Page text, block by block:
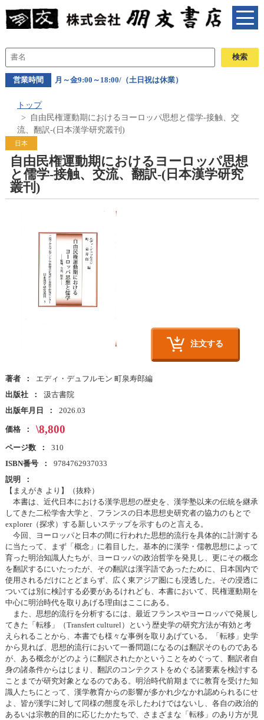
営業時間 月～金9:00～18:00/（土日祝は休業）
トップ
自由民権運動期におけるヨーロッパ思想と儒学-接触、交
流、翻訳-(日本漢学研究叢刊)
日本
自由民権運動期におけるヨーロッパ思想
と儒学-接触、交流、翻訳-(日本漢学研究
叢刊)
注文する
著者
エディ・デュフルモン 町泉寿郎編
出版社
汲古書院
出版年月日
2026.03
価格 \8,800
ページ数
310
ISBN番号
9784762937033
説明
【まえがき より】（抜粋）
本書は、近代日本における漢学思想の歴史を、漢学塾以来の伝統を継承
してきた二松学舎大学と、フランスの日本思想史研究者の協力のもとで
explorer（探求）する新しいステップを示すものと言える。
今回、ヨーロッパと日本の間に行われた思想的流行を具体的に計測する
に当たって、まず「概念」に着目した。基本的に漢学・儒教思想によって
育った明治知識人たちが、ヨーロッパの政治哲学を発見し、更にその概念
を翻訳するにいたったが、その翻訳は漢字語であったために、日本国内で
使用されるだけにとどまらず、広く東アジア圏にも浸透した。その浸透に
ついては別に検討する必要があるけれども、本書において、民権運動期を
中心に明治時代を取りあげる理由はここにある。
また、思想的流行を分析するには、最近フランスやヨーロッパで発展し
てきた「転移」（Transfert culturel）という歴史学の研究方法が有効と考
えられることから、本書でも様々な事例を取りあげている。「転移」史学
から見れば、思想的流行において一番問題になるのは翻訳そのものである
が、ある概念がどのように翻訳されたかということをめぐって、翻訳者自
身の諸条件からはじまり、翻訳のコンテクストをめぐる諸要素を検討する
ことまでが研究対象となるのである。明治時代前期までに教育を受けた知
識人たちにとって、漢学教育からの影響が多かれ少なかれ認められるにせ
よ、皆が漢学に対して同様の態度を示したわけではないし、各自の政治的
あるいは宗教的目的に応じたかたちで、さまざまな「転移」のあり方が見